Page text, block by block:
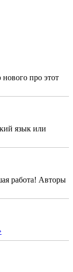
про этот
язык или
работа! Авторы